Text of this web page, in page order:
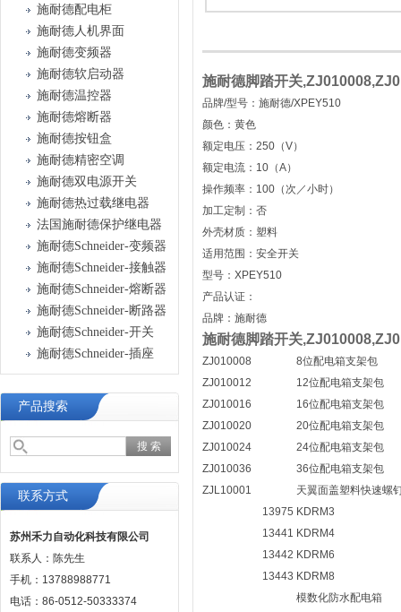
施耐德配电柜
施耐德人机界面
施耐德变频器
施耐德软启动器
施耐德温控器
施耐德熔断器
施耐德按钮盒
施耐德精密空调
施耐德双电源开关
施耐德热过载继电器
法国施耐德保护继电器
施耐德Schneider-变频器
施耐德Schneider-接触器
施耐德Schneider-熔断器
施耐德Schneider-断路器
施耐德Schneider-开关
施耐德Schneider-插座
产品搜索
联系方式
苏州禾力自动化科技有限公司
联系人：陈先生
手机：13788988771
电话：86-0512-50333374
施耐德脚踏开关
品牌/型号：施耐德/XPEY510
颜色：黄色
额定电压：250（V）
额定电流：10（A）
操作频率：100（次／小时）
加工定制：否
外壳材质：塑料
适用范围：安全开关
型号：XPEY510
产品认证：
品牌：施耐德
施耐德脚踏开关
ZJ010008
8位配电箱支架包
ZJ010012
12位配电箱支架包
ZJ010016
16位配电箱支架包
ZJ010020
20位配电箱支架包
ZJ010024
24位配电箱支架包
ZJ010036
36位配电箱支架包
ZJL10001
天翼面盖塑料快速螺
13975 KDRM3
13441 KDRM4
13442 KDRM6
13443 KDRM8
模数化防水配电箱